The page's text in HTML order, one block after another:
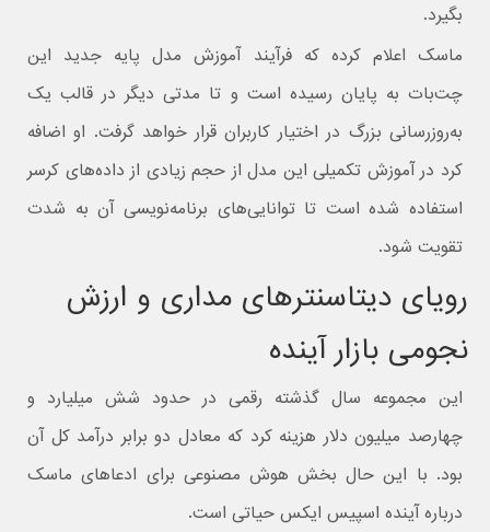
بگیرد.
ماسک اعلام کرده که فرآیند آموزش مدل پایه جدید این
چت‌بات به پایان رسیده است و تا مدتی دیگر در قالب یک
به‌روزرسانی بزرگ در اختیار کاربران قرار خواهد گرفت. او اضافه
کرد در آموزش تکمیلی این مدل از حجم زیادی از داده‌های کرسر
استفاده شده است تا توانایی‌های برنامه‌نویسی آن به شدت
تقویت شود.
رویای دیتاسنترهای مداری و ارزش
نجومی بازار آینده
این مجموعه سال گذشته رقمی در حدود شش میلیارد و
چهارصد میلیون دلار هزینه کرد که معادل دو برابر درآمد کل آن
بود. با این حال بخش هوش مصنوعی برای ادعاهای ماسک
درباره آینده اسپیس ایکس حیاتی است.